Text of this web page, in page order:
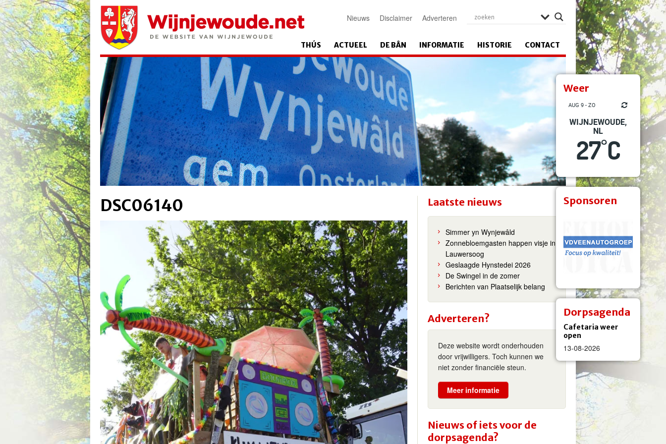
Weer
AUG 9 - ZO
WIJNJEWOUDE,
NL
27°C
Sponsoren
Dorpsagenda
Cafetaria weer
open
13-08-2026
Nieuws Disclaimer Adverteren
THÚS ACTUEEL DE BÂN INFORMATIE HISTORIE CONTACT
DSC06140 Laatste nieuws
Simmer yn Wynjewâld
Zonnebloemgasten happen visje in
Lauwersoog
Geslaagde Hynstedei 2026
De Swingel in de zomer
Berichten van Plaatselijk belang
Adverteren?
Deze website wordt onderhouden
door vrijwilligers. Toch kunnen we
niet zonder financiële steun.
Meer informatie
Nieuws of iets voor de
dorpsagenda?